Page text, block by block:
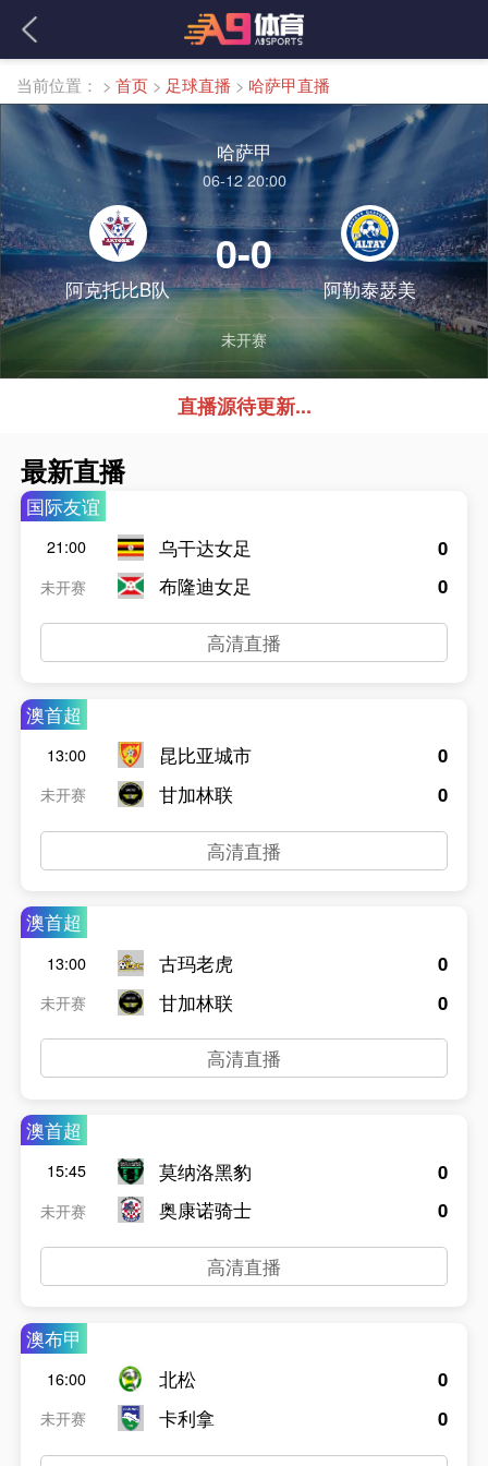
当前位置： > 首页 > 足球直播 > 哈萨甲直播
哈萨甲
06-12 20:00
阿克托比B队
0-0
阿勒泰瑟美
未开赛
直播源待更新...
最新直播
国际友谊
21:00
未开赛
乌干达女足
布隆迪女足
0
0
高清直播
澳首超
13:00
未开赛
昆比亚城市
甘加林联
0
0
高清直播
澳首超
13:00
未开赛
古玛老虎
甘加林联
0
0
高清直播
澳首超
15:45
未开赛
莫纳洛黑豹
奥康诺骑士
0
0
高清直播
澳布甲
16:00
未开赛
北松
卡利拿
0
0